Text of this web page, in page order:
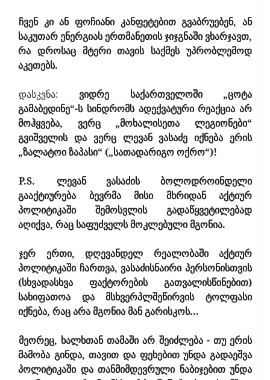
ჩვენ კი ან ფოჩიანი კანფეტებით გვაბრუებენ, ან
საკუთარ ენერგიას ერთმანეთის ჯიჯგნაში ვხარჯავთ,
რა დროსაც მტერი თავის საქმეს უპრობლემოდ
აკეთებს.
დასკვნა:ვიდრე საქართველოში „ცოტა
გამაბედინე“-ს სინდრომს ადექვატური რეაქცია არ
მოჰყვება, ვერც „მოხალისეთა ლეგიონები“
გვიშველის და ვერც ლევან ვასაძე იქნება ერის
„ზალატოი ზაპასი“ („სათადარიგო ოქრო“)!
P.S.
ლევან ვასაძის ბოლოდროინდელი
გააქტიურება ბევრმა მისი მხრიდან აქტიურ
პოლიტიკაში შემოსვლის გადაწყვეტილებად
აღიქვა, რაც საფუძველს მოკლებული მგონია.
ჯერ ერთი, დღევანდელ რეალობაში აქტიურ
პოლიტიკაში ჩართვა, ვასაძისნაირი პერსონისთვის
(სხვადასხვა ფაქტორების გათვალისწინებით)
სახიფათოა და მსხვერპლშეწირვის ტოლფასი
იქნება, რაც არა მგონია მან გარისკოს...
მეორეც, ხალხთან თამაში არ შეიძლება - თუ ერის
მამობა გინდა, თავით და ფეხებით უნდა გადაეშვა
პოლიტიკაში და თანმიმდევრული ნაბიჯებით უნდა